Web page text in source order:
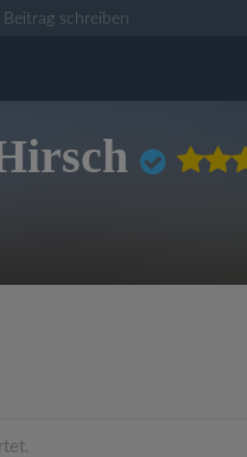
Beitrag schreiben